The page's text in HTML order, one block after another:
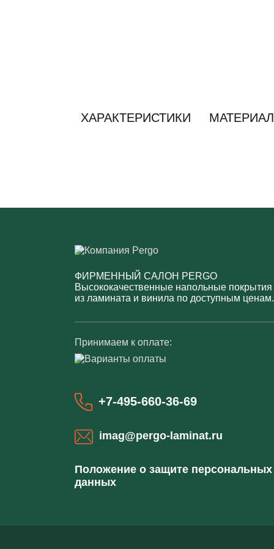
ХАРАКТЕРИСТИКИ
ФИРМЕННЫЙ САЛОН PERGO
Высококачественные напольные покрытия
из ламината и винила по доступным ценам.
Принимаем к оплате:
+7-495-660-36-69
imag@pergo-laminat.ru
Положение о защите персональных
данных